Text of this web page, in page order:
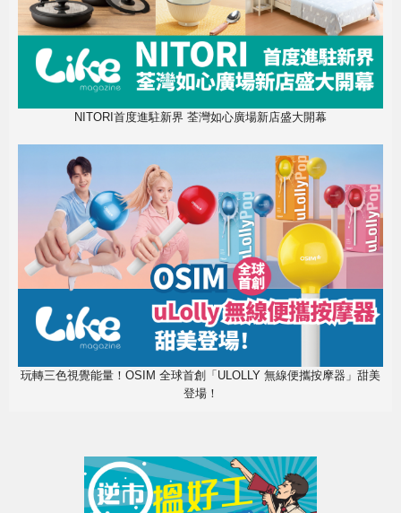
NITORI首度進駐新界 荃灣如心廣場新店盛大開幕
玩轉三色視覺能量！OSIM 全球首創「ULOLLY 無線便攜按摩器」甜美
登場！